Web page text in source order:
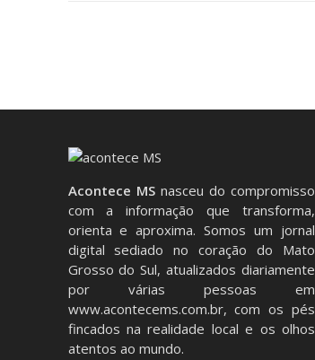
Acontece MSnasceu do compromisso
com a informação que transforma,
orienta e aproxima. Somos um jornal
digital sediado no coração do Mato
Grosso do Sul, atualizados diariamente
por várias pessoas em
www.acontecems.com.br, com os pés
fincados na realidade local e os olhos
atentos ao mundo.